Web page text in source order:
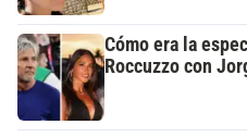
Cómo era la
Roccuzzo con